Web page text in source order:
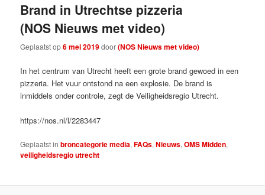
Brand in Utrechtse pizzeria
(NOS Nieuws met video)
Geplaatst op6 mei 2019door(NOS Nieuws met video)
In het centrum van Utrecht heeft een grote brand gewoed in een
pizzeria. Het vuur ontstond na een explosie. De brand is
inmiddels onder controle, zegt de Veiligheidsregio Utrecht.
https://nos.nl/l/2283447
Geplaatst in broncategorie media,FAQs,Nieuws,OMS Midden,
veiligheidsregio utrecht